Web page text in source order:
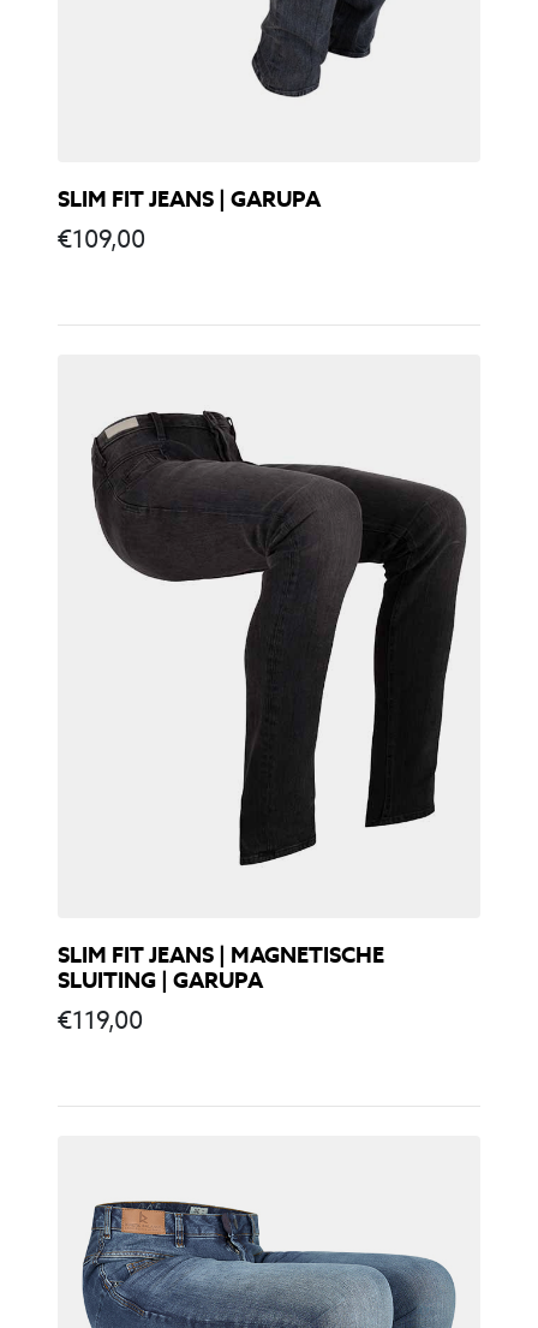
SLIM FIT JEANS | GARUPA
€109,00
SLIM FIT JEANS | MAGNETISCHE
SLUITING | GARUPA
€119,00